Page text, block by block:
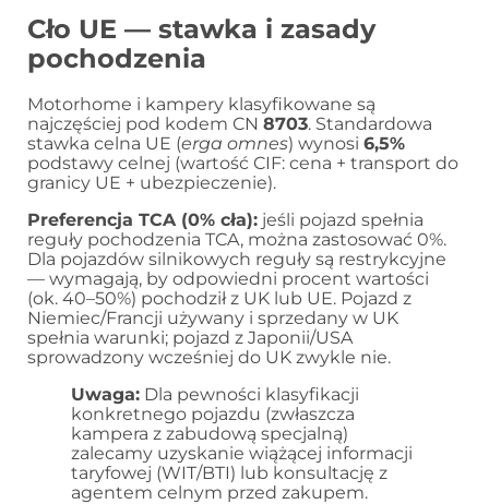
Cło UE — stawka i zasady
pochodzenia
Motorhome i kampery klasyfikowane są
najczęściej pod kodem CN 8703. Standardowa
stawka celna UE (erga omnes) wynosi 6,5%
podstawy celnej (wartość CIF: cena + transport do
granicy UE + ubezpieczenie).
Preferencja TCA (0% cła): jeśli pojazd spełnia
reguły pochodzenia TCA, można zastosować 0%.
Dla pojazdów silnikowych reguły są restrykcyjne
— wymagają, by odpowiedni procent wartości
(ok. 40–50%) pochodził z UK lub UE. Pojazd z
Niemiec/Francji używany i sprzedany w UK
spełnia warunki; pojazd z Japonii/USA
sprowadzony wcześniej do UK zwykle nie.
Uwaga: Dla pewności klasyfikacji
konkretnego pojazdu (zwłaszcza
kampera z zabudową specjalną)
zalecamy uzyskanie wiążącej informacji
taryfowej (WIT/BTI) lub konsultację z
agentem celnym przed zakupem.